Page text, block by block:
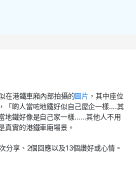
在港鐵車廂內部拍攝的圖片 ，其中座位
「啲人當咗地鐵好似自己屋企一樣….其
地鐵好像是自己家一樣……其他人不用
真實的港鐵車廂場景。
次分享、 2個回應以及13個讚好或心情。